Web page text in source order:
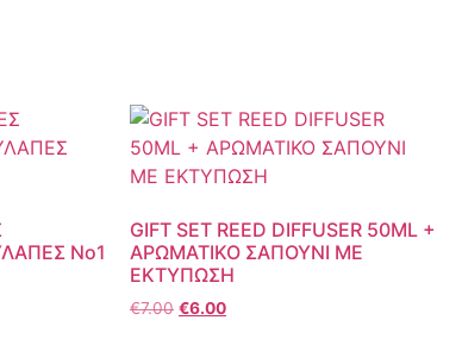
Νο1
GIFT SET REED DIFFUSER 50ML +
ΑΡΩΜΑΤΙΚΟ ΣΑΠΟΥΝΙ ΜΕ
ΕΚΤΥΠΩΣΗ
€7.00 €6.00